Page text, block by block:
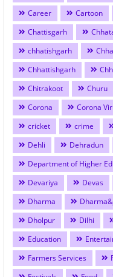
Career
Cartoon
Chattisgarh
chhatishgarh
Chhattishgarh
Chitrakoot
Churu
Corona
Corona
cricket
crime
Dehli
Dehradun
Department of Higher
Devariya
Devas
Dharma
Dholpur
Dilhi
Education
Farmers Services